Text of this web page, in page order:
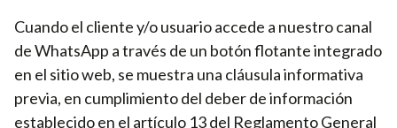
Cuando el cliente y/o usuario accede a nuestro canal
de WhatsApp a través de un botón flotante integrado
en el sitio web, se muestra una cláusula informativa
previa, en cumplimiento del deber de información
establecido en el artículo 13 del Reglamento General